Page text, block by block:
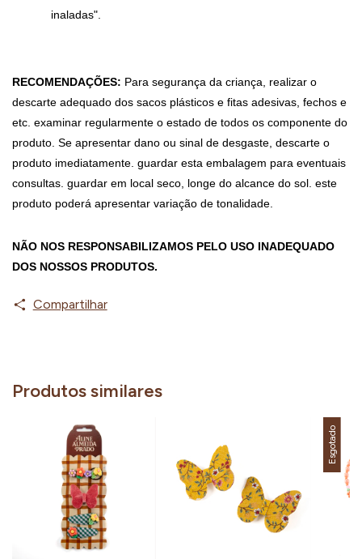
inaladas".
RECOMENDAÇÕES: Para segurança da criança, realizar o
descarte adequado dos sacos plásticos e fitas adesivas, fechos e
etc. examinar regularmente o estado de todos os componente do
produto. Se apresentar dano ou sinal de desgaste, descarte o
produto imediatamente. guardar esta embalagem para eventuais
consultas. guardar em local seco, longe do alcance do sol. este
produto poderá apresentar variação de tonalidade.
NÃO NOS RESPONSABILIZAMOS PELO USO INADEQUADO
DOS NOSSOS PRODUTOS.
Compartilhar
Produtos similares
Esgotado